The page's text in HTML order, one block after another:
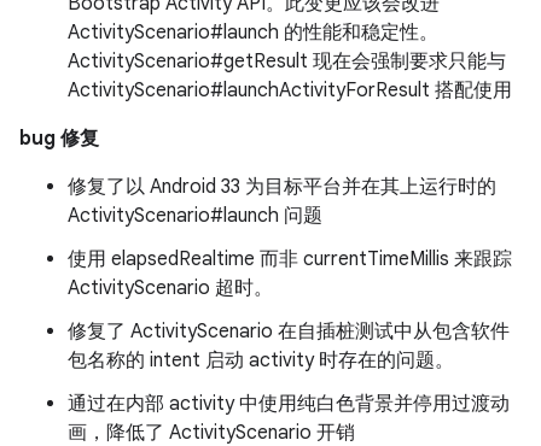
ActivityScenario#launch 的性能和稳定性。
ActivityScenario#getResult 现在会强制要求只能与
ActivityScenario#launchActivityForResult 搭配使用
bug 修复
修复了以 Android 33 为目标平台并在其上运行时的
ActivityScenario#launch 问题
使用 elapsedRealtime 而非 currentTimeMillis 来跟踪
ActivityScenario 超时。
修复了 ActivityScenario 在自插桩测试中从包含软件
包名称的 intent 启动 activity 时存在的问题。
通过在内部 activity 中使用纯白色背景并停用过渡动
画，降低了 ActivityScenario 开销